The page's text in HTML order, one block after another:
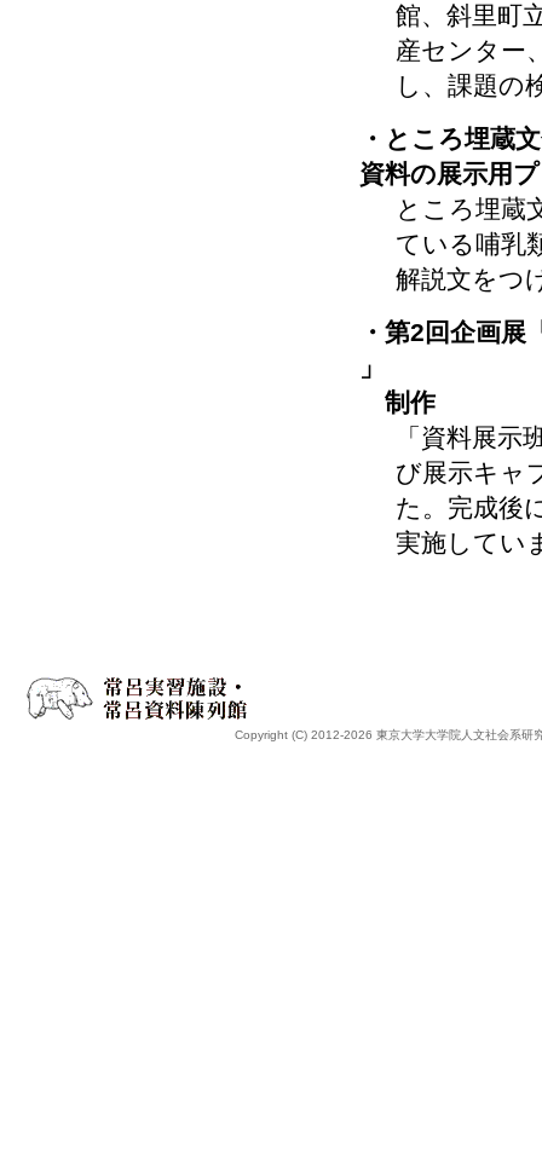
館、斜里町
産センター
し、課題の
・ところ埋蔵
資料の展示用
ところ埋蔵
ている哺乳
解説文をつ
・第2回企画
」
制作
「資料展
び展示キャ
た。完成後
実施してい
Copyright (C) 2012-2026 東京大学大学院人文社会系